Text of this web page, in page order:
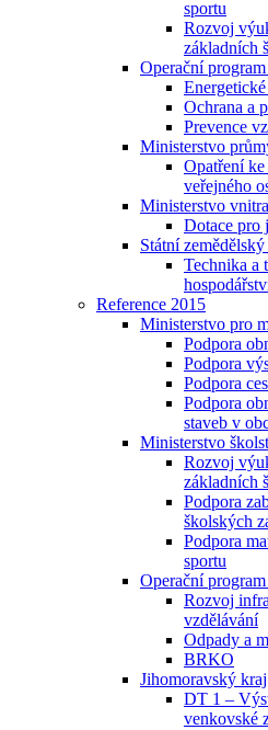
sportu
Rozvoj
základních
Operační
Ochrana a
Prevence
Ministerstvo
Opatření ke
veřejného
Ministerstvo vnitra
Dotace pro
Státní
Technika a
Reference 2015
Ministerstvo pro
Podpora
Podpora
Podpora
Podpora
staveb v
Ministerstvo
Rozvoj
základních
Podpora
školských
Podpora
sportu
Operační
Rozvoj
vzdělávání
Odpady a
BRKO
Jihomoravský kraj
DT 1 –
venkovské